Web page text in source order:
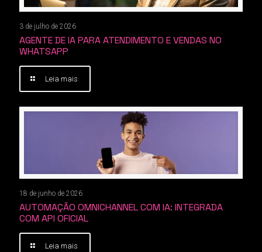
3 de julho de 2026
AGENTE DE IA PARA ATENDIMENTO E VENDAS NO
WHATSAPP
Leia mais
18 de junho de 2026
AUTOMAÇÃO OMNICHANNEL COM IA: INTEGRADA
COM API OFICIAL
Leia mais